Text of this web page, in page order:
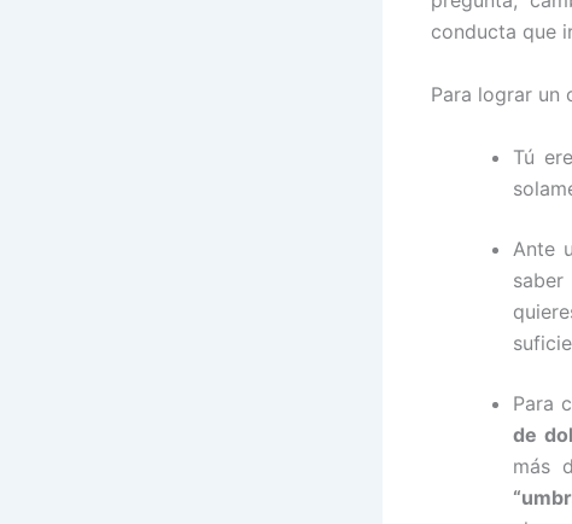
conducta que
Para lograr un
Tú
Ante
saber
Para
de
más